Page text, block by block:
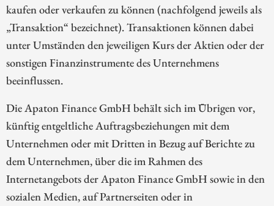
kaufen oder verkaufen zu können (nachfolgend jeweils als
„Transaktion“ bezeichnet). Transaktionen können dabei
unter Umständen den jeweiligen Kurs der Aktien oder der
sonstigen Finanzinstrumente des Unternehmens
beeinflussen.
Die Apaton Finance GmbH behält sich im Übrigen vor,
künftig entgeltliche Auftragsbeziehungen mit dem
Unternehmen oder mit Dritten in Bezug auf Berichte zu
dem Unternehmen, über die im Rahmen des
Internetangebots der Apaton Finance GmbH sowie in den
sozialen Medien, auf Partnerseiten oder in